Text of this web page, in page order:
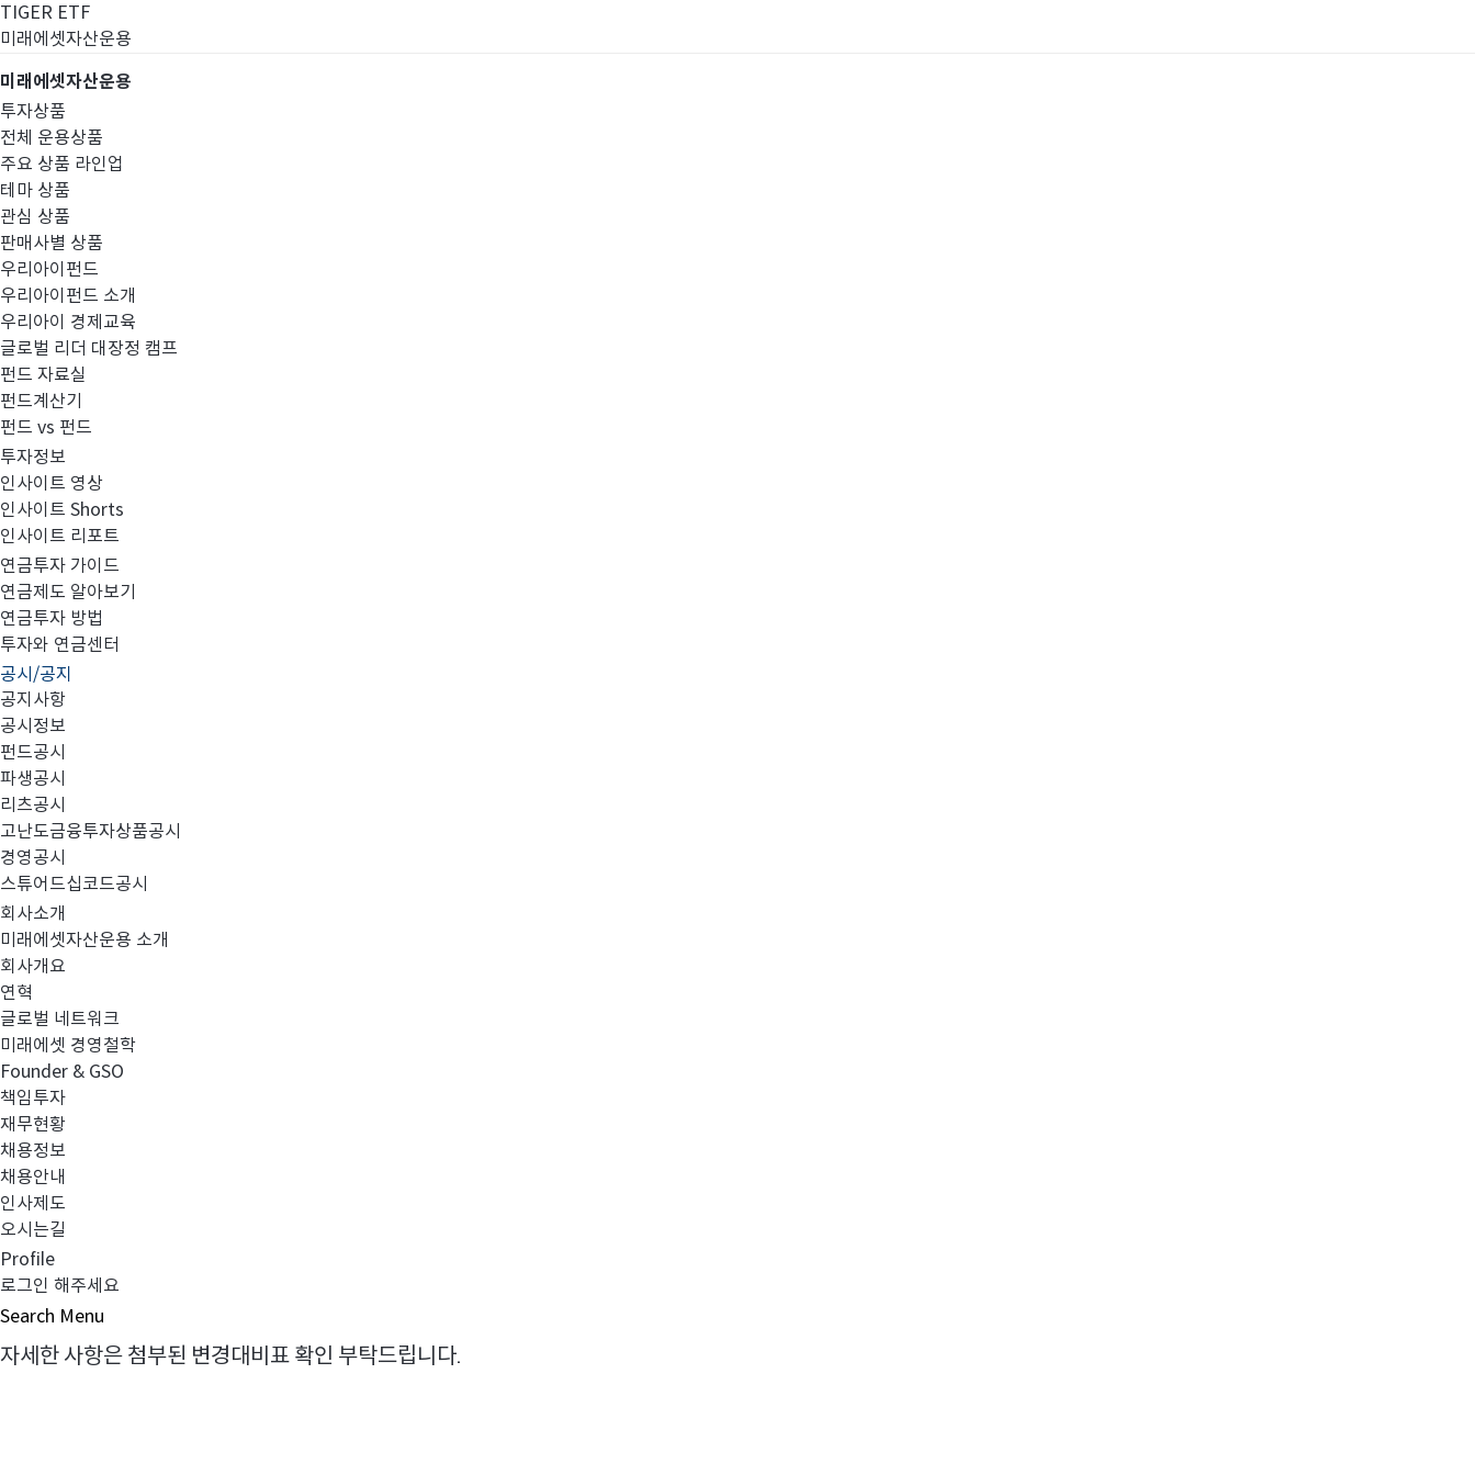
TIGER ETF
미래에셋자산운용
미래에셋자산운용
투자상품
전체 운용상품
주요 상품 라인업
테마 상품
관심 상품
판매사별 상품
우리아이펀드
우리아이펀드 소개
우리아이 경제교육
글로벌 리더 대장정 캠프
펀드 자료실
펀드계산기
펀드 vs 펀드
투자정보
인사이트 영상
인사이트 Shorts
인사이트 리포트
연금투자 가이드
연금제도 알아보기
연금투자 방법
투자와 연금센터
공시/공지
공지사항
공시정보
펀드공시
파생공시
리츠공시
고난도금융투자상품공시
경영공시
스튜어드십코드공시
회사소개
미래에셋자산운용 소개
회사개요
연혁
글로벌 네트워크
미래에셋 경영철학
Founder & GSO
책임투자
재무현황
채용정보
채용안내
인사제도
오시는길
Profile
로그인 해주세요
Search Menu
펀드공시
집합투자규약 및 투자설명서 변경의 건
-
다음과 같이 정정사항에 대해 안내 드리오니 투자에 참고 부탁드립니다.
- 다 음 -
1. 대상 펀드 : 미래에셋MSCIAC월드인덱스증권자투자신탁(주식-파생형)(H) 등 39건
2. 변경사항 :
1) 운용역 변경
2) 투자신탁 명칭 변경
3) 클래스 신설
4) 분배기준일 변경
5) 오기정정(중복 문구 삭제 및 유보 조항 추가 기재)
6) 펀드 결산에 따른 재무정보 및 주요 수치 업데이트
7) 투자위험등급 관련 변동성 값 등 업데이트
8) 기업공시서식 개정사항 반영
9) 소득세법 및 법인세법 개정사항 반영
3. 효력발생일 : 2025년 05월 30일 (금)
자세한 사항은 첨부된 변경대비표 확인 부탁드립니다.